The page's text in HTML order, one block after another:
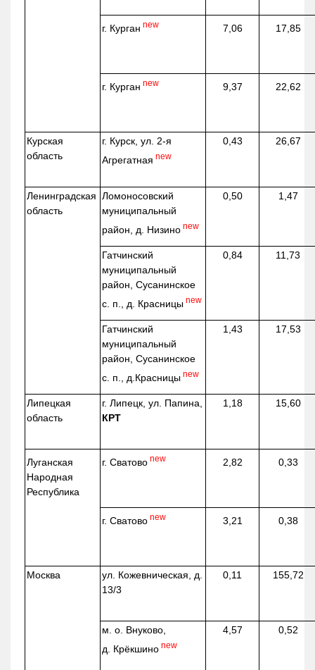
г. Курган new 7,06 17,85
г. Курган new 9,37 22,62
Курская
область
г. Курск, ул. 2-я
Агрегатная new
0,43 26,67
Ленинградская
область
Ломоносовский
муниципальный
район, д. Низино new
0,50 1,47
Гатчинский
муниципальный
район, Сусанинское
с. п., д. Красницы new
0,84 11,73
Гатчинский
муниципальный
район, Сусанинское
с. п., д.Красницы new
1,43 17,53
Липецкая
область
г. Липецк, ул. Папина,
КРТ
1,18 15,60
Луганская
Народная
Республика
г. Сватово new 2,82 0,33
г. Сватово new 3,21 0,38
Москва ул. Кожевническая, д.
13/3
0,11 155,72
м. о. Внуково,
д. Крёкшино new
4,57 0,52